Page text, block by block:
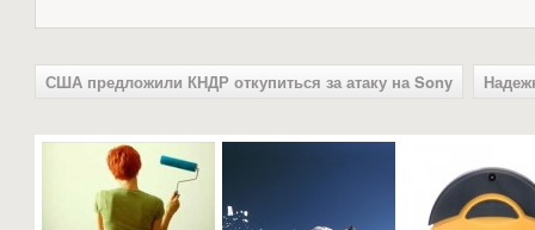
США предложили КНДР откупиться за атаку на Sony